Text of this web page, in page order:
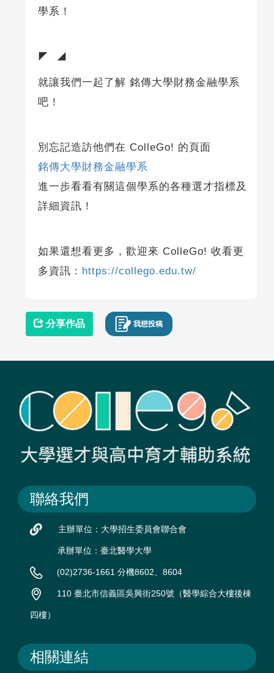
學系！
◤ ◢
就讓我們一起了解 銘傳大學財務金融學系
吧！
別忘記造訪他們在 ColleGo! 的頁面
銘傳大學財務金融學系
進一步看看有關這個學系的各種選才指標及
詳細資訊！
如果還想看更多，歡迎來 ColleGo! 收看更
多資訊： https://collego.edu.tw/
分享作品 我想投稿
聯絡我們
主辦單位：大學招生委員會聯合會
承辦單位：臺北醫學大學
(02)2736-1661 分機8602、8604
110 臺北市信義區吳興街250號（醫學綜合大樓後棟
四樓）
相關連結